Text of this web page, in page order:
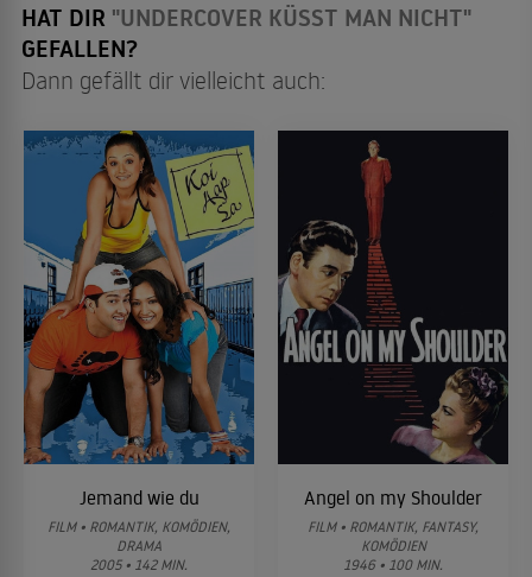
HAT DIR "UNDERCOVER KÜSST MAN NICHT"
GEFALLEN?
Dann gefällt dir vielleicht auch:
Jemand wie du
FILM • ROMANTIK, KOMÖDIEN,
DRAMA
2005 • 142 MIN.
Angel on my Shoulder
FILM • ROMANTIK, FANTASY,
KOMÖDIEN
1946 • 100 MIN.